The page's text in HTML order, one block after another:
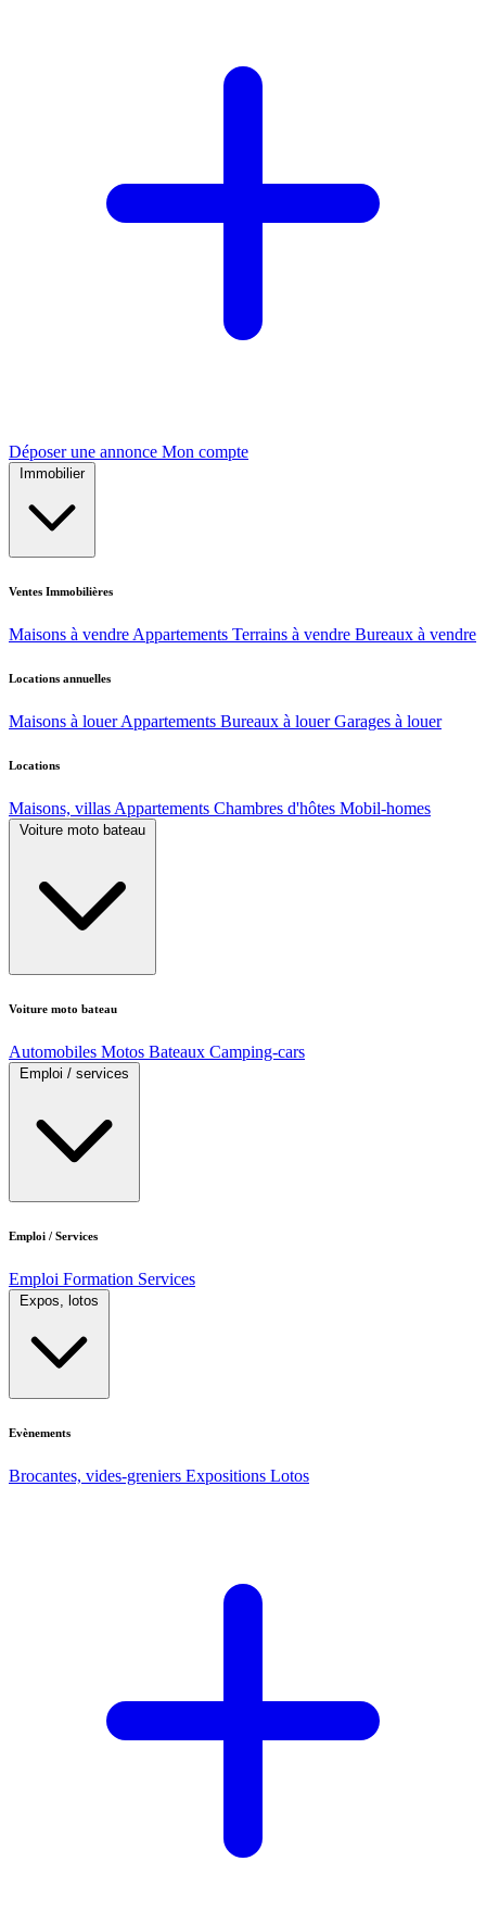
Déposer une annonce Mon compte
Immobilier
Ventes Immobilières
Maisons à vendre Appartements Terrains à vendre Bureaux à vendre
Locations annuelles
Maisons à louer Appartements Bureaux à louer Garages à louer
Locations
Maisons, villas Appartements Chambres d'hôtes Mobil-homes
Voiture moto bateau
Voiture moto bateau
Automobiles Motos Bateaux Camping-cars
Emploi / services
Emploi / Services
Emploi Formation Services
Expos, lotos
Evènements
Brocantes, vides-greniers Expositions Lotos